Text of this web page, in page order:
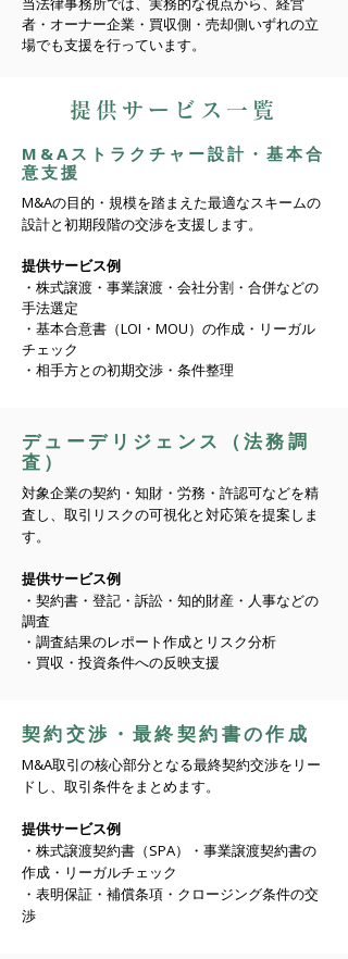
者・オーナー企業・買収側・売却側いずれの立
場でも支援を行っています。
提供サービス一覧
M&Aストラクチャー設計・基本合
意支援
M&Aの目的・規模を踏まえた最適なスキームの
設計と初期段階の交渉を支援します。
提供サービス例
・ 株式譲渡・事業譲渡・会社分割・合併などの
手法選定
・基本合意書（LOI・MOU）の作成・リーガル
チェック
・相手方との初期交渉・条件整理
​デューデリジェンス（法務調
査）
対象企業の契約・知財・労務・許認可などを精
査し、取引リスクの可視化と対応策を提案しま
す。
提供サービス例
・ 契約書・登記・訴訟・知的財産・人事などの
調査
・調査結果のレポート作成とリスク分析
・買収・投資条件への反映支援
契約交渉・最終契約書の作成
M&A取引の核心部分となる最終契約交渉をリー
ドし、取引条件をまとめます。
提供サービス例
・株式譲渡契約書（SPA）・事業譲渡契約書の
作成・リーガルチェック
・表明保証・補償条項・クロージング条件の交
渉